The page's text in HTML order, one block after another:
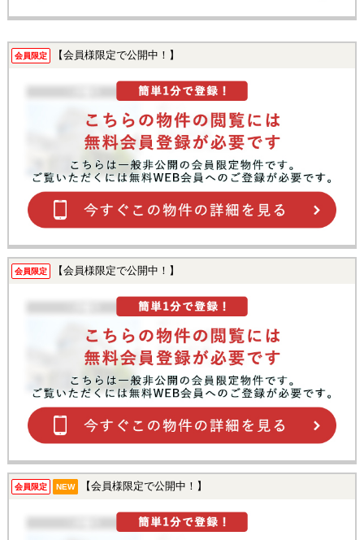
会員限定 【会員様限定で公開中！】
会員限定 【会員様限定で公開中！】
会員限定 NEW 【会員様限定で公開中！】